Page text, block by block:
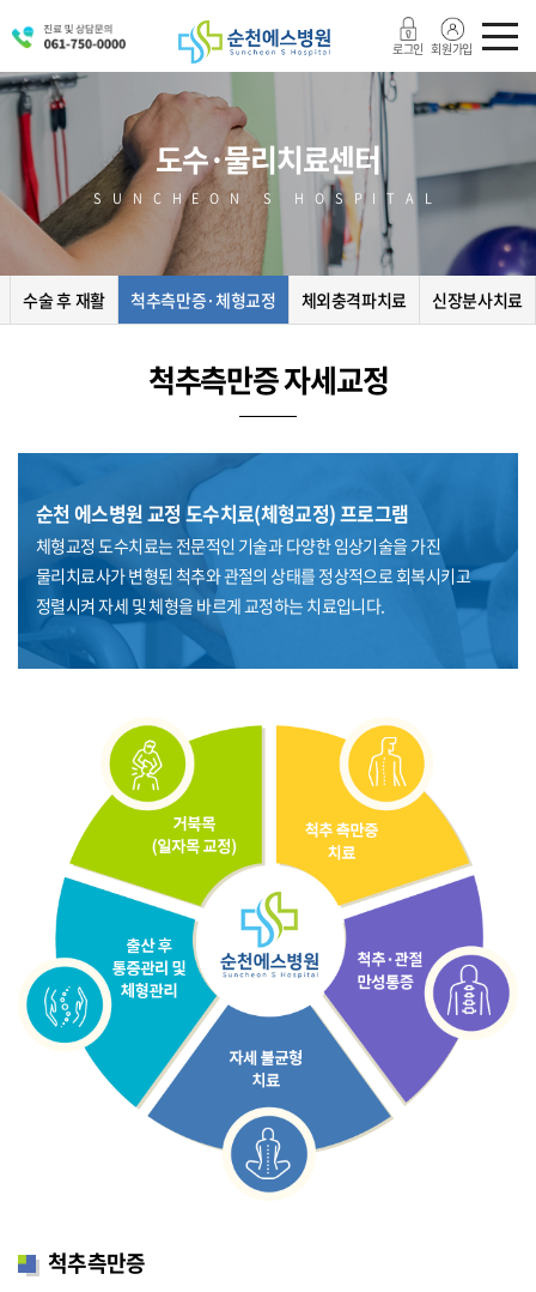
로그인 회원가입
도수·물리치료센터
SUNCHEON S HOSPITAL
수술 후 재활 척추측만증·체형교정 체외충격파치료 신장분사치료
척추측만증 자세교정
순천 에스병원 교정 도수치료(체형교정) 프로그램
체형교정 도수치료는 전문적인 기술과 다양한 임상기술을 가진
물리치료사가 변형된 척추와 관절의 상태를 정상적으로 회복시키고
정렬시켜 자세 및 체형을 바르게 교정하는 치료입니다.
척추측만증